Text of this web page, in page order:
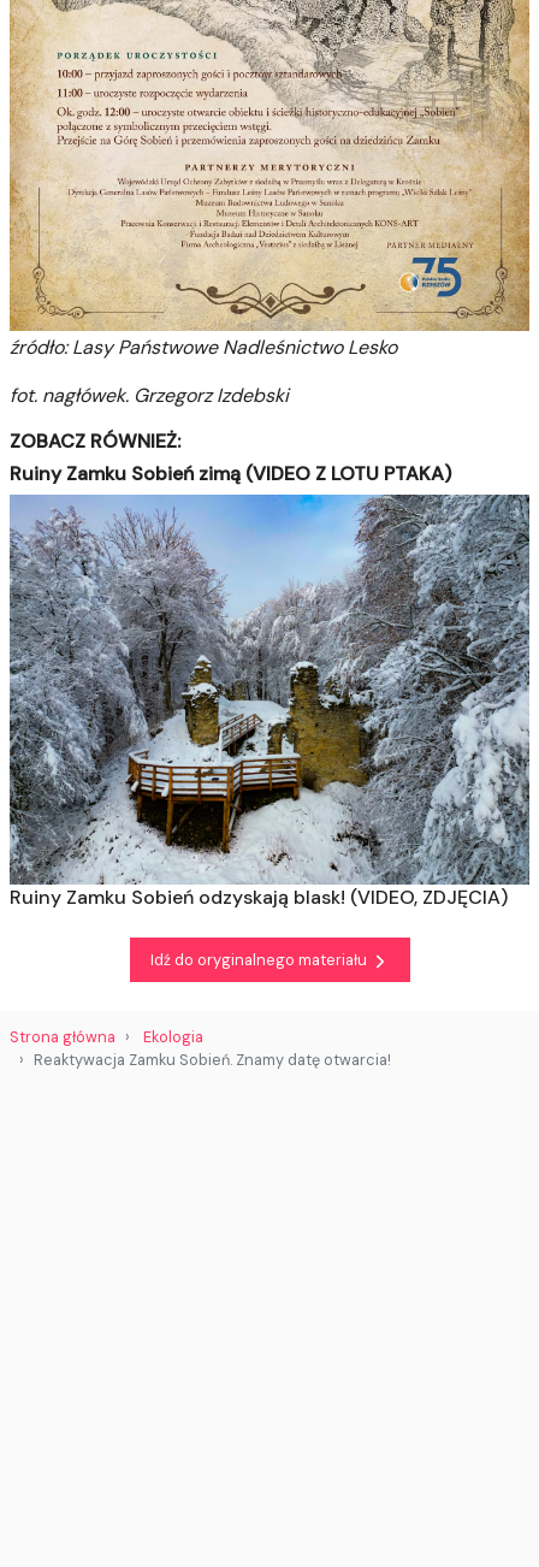
źródło: Lasy Państwowe Nadleśnictwo Lesko
fot. nagłówek. Grzegorz Izdebski
ZOBACZ RÓWNIEŻ:
Ruiny Zamku Sobień zimą (VIDEO Z LOTU PTAKA)
Ruiny Zamku Sobień odzyskają blask! (VIDEO, ZDJĘCIA)
Idź do oryginalnego materiału
Strona główna
Ekologia
Reaktywacja Zamku Sobień. Znamy datę otwarcia!